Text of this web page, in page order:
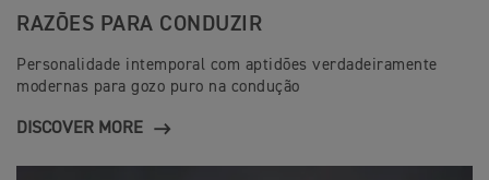
RAZÕES PARA CONDUZIR
Personalidade intemporal com aptidões verdadeiramente
modernas para gozo puro na condução
DISCOVER MORE